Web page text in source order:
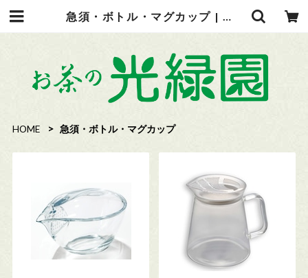
急須・ボトル・マグカップ | お茶の光緑園
HOME 急須・ボトル・マグカップ